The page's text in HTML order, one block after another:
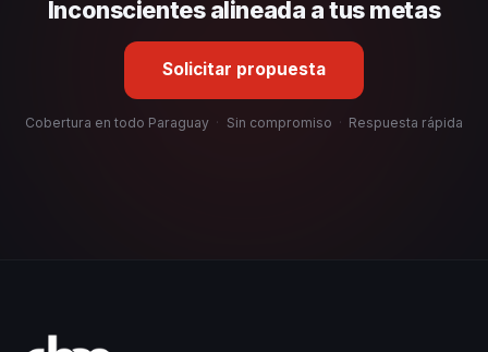
Inconscientes alineada a tus metas
Solicitar propuesta
Cobertura en todo Paraguay · Sin compromiso · Respuesta rápida